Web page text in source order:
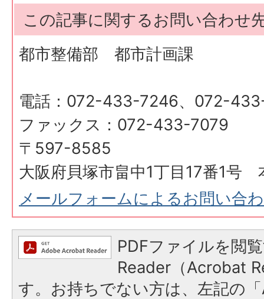
この記事に関するお問い合わせ
都市整備部 都市計画課
電話：072-433-7246、072-
ファックス：072-433-7079
〒597-8585
大阪府貝塚市畠中1丁目17番1号
メールフォームによるお問い合
PDFファイルを閲
Reader（Acrobat
す。お持ちでない方は、左記の